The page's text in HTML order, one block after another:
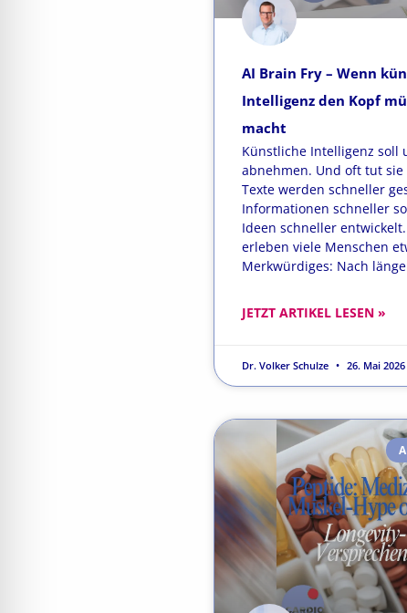
AI Brain Fry – Wenn
Intelligenz den Kopf
macht
Künstliche Intelligenz soll
abnehmen. Und oft tut sie
Texte werden schneller
Informationen schneller
Ideen schneller
erleben viele Menschen
Merkwürdiges: Nach
JETZT ARTIKEL LESEN »
Dr. Volker Schulze 26. Mai 2026